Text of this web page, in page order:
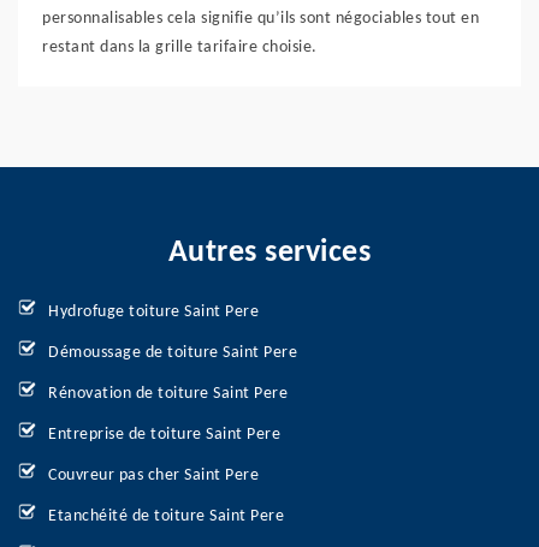
personnalisables cela signifie qu’ils sont négociables tout en
restant dans la grille tarifaire choisie.
Autres services
Hydrofuge toiture Saint Pere
Démoussage de toiture Saint Pere
Rénovation de toiture Saint Pere
Entreprise de toiture Saint Pere
Couvreur pas cher Saint Pere
Etanchéité de toiture Saint Pere